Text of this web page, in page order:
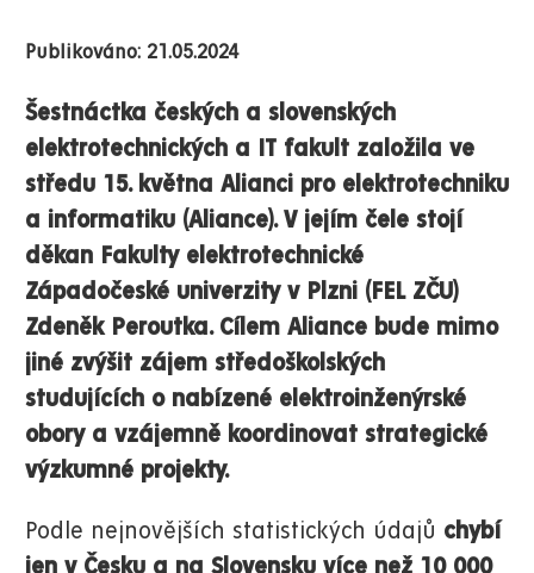
Publikováno: 21.05.2024
Šestnáctka českých a slovenských
elektrotechnických a IT fakult založila ve
středu 15. května Alianci pro elektrotechniku
a informatiku (Aliance). V jejím čele stojí
děkan Fakulty elektrotechnické
Západočeské univerzity v Plzni (FEL ZČU)
Zdeněk Peroutka. Cílem Aliance bude mimo
jiné zvýšit zájem středoškolských
studujících o nabízené elektroinženýrské
obory a vzájemně koordinovat strategické
výzkumné projekty.
Podle nejnovějších statistických údajů chybí